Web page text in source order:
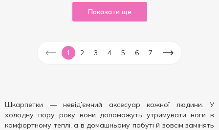
Показати ще
1 2 3 4 5 6 7
Шкарпетки — невід’ємний аксесуар кожної людини. У
холодну пору року вони допоможуть утримувати ноги в
комфортному теплі, а в домашньому побуті й зовсім замінять